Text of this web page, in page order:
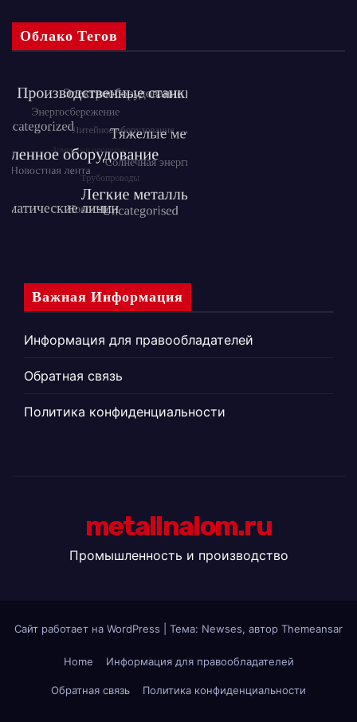
Облако Тегов
Важная Информация
Информация для правообладателей
Обратная связь
Политика конфиденциальности
metallnalom.ru
Промышленность и производство
Сайт работает на WordPress Тема: Newses, автор Themeansar
Home Информация для правообладателей
Обратная связь Политика конфиденциальности